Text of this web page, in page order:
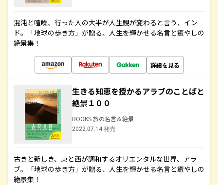
混沌と喧噪、行った人の大半が人生観が変わると言う、イン
ド。「地球の歩き方」が贈る、人生を輝かせる名言と癒やしの
絶景集！
詳細を見る
生きる知恵を授かるアラブのことばと
絶景１００
BOOKS 旅の名言＆絶景
2022.07.14 発売
古きと新しき、東と西が調和するオリエンタルな世界、アラ
ブ。「地球の歩き方」が贈る、人生を輝かせる名言と癒やしの
絶景集！